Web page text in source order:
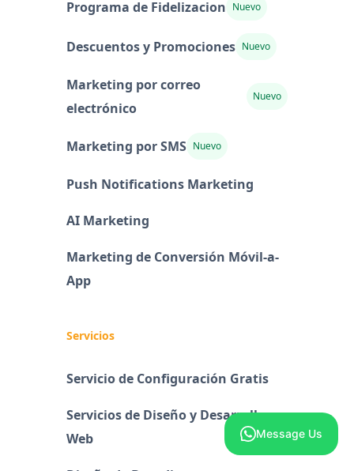
Programa de Fidelizacion Nuevo
Descuentos y Promociones Nuevo
Marketing por correo
electrónico
Nuevo
Marketing por SMS Nuevo
Push Notifications Marketing
AI Marketing
Marketing de Conversión Móvil-a-
App
Servicios
Servicio de Configuración Gratis
Servicios de Diseño y Desarrollo
Web
Message Us